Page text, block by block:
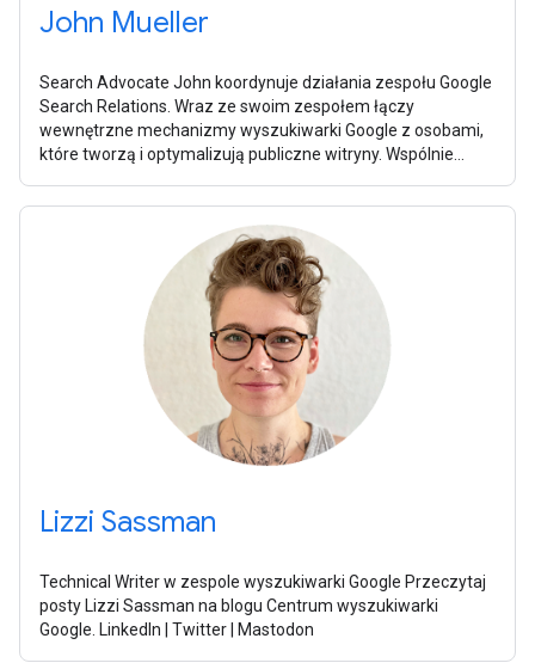
John Mueller
Search Advocate John koordynuje działania zespołu Google
Search Relations. Wraz ze swoim zespołem łączy
wewnętrzne mechanizmy wyszukiwarki Google z osobami,
które tworzą i optymalizują publiczne witryny. Wspólnie
Lizzi Sassman
Technical Writer w zespole wyszukiwarki Google Przeczytaj
posty Lizzi Sassman na blogu Centrum wyszukiwarki
Google. LinkedIn | Twitter | Mastodon